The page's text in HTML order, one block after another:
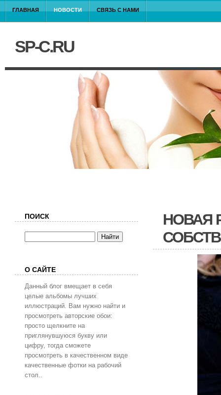
ГЛАВНАЯ НОВОСТИ СВЯЗЬ С НАМИ
SP-C.RU
НОВАЯ
ПОИСК
О САЙТЕ
Данный блог вмещает в себя
целые альбомы лучших
иллюстраций. Вам нужно найти и
просмотреть авторские обои:
просто щелкните на
приглянувшуюся букву или
цифру, тогда сможете
просмотреть в качественном виде
качественные фотки на рабочий
стол..